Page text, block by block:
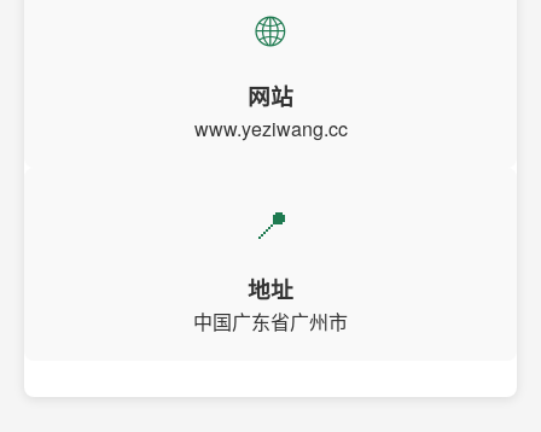
🌐
网站
www.yeziwang.cc
📍
地址
中国广东省广州市